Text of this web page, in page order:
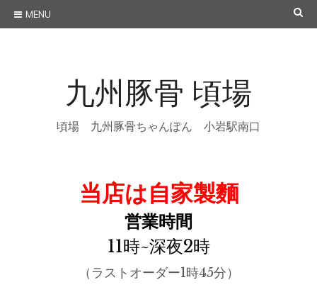
Skip
to
九州豚骨 頃場
頃場 九州豚骨ちゃんぽん 小岩駅南口
MENU
当店は自家製麵
営業時間
11時~深夜2時
（ラストオーダー1時45分）